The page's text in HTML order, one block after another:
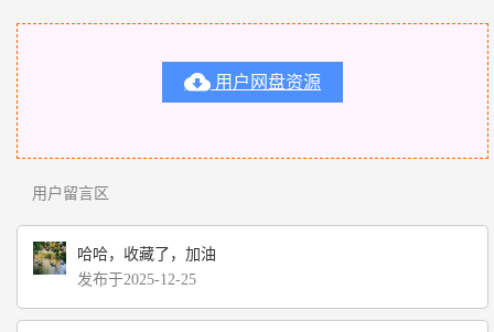
 用户网盘资源
用户留言区
哈哈，收藏了，加油
发布于2025-12-25